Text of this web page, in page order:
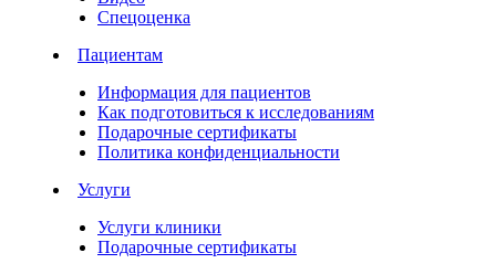
Спецоценка
Пациентам
Информация для пациентов
Как подготовиться к исследованиям
Подарочные сертификаты
Политика конфиденциальности
Услуги
Услуги клиники
Подарочные сертификаты